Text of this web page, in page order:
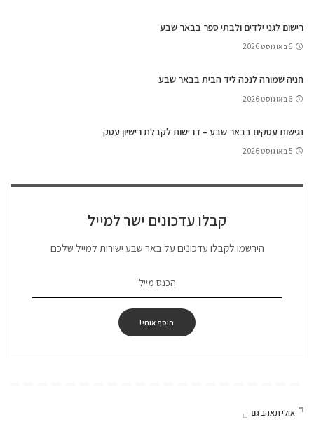
רישום לגני ילדים ולבתי ספר בבאר שבע
6 באוגוסט 2026
חניה שמורה לנכה ליד הבית בבאר שבע
6 באוגוסט 2026
נגישות עסקים בבאר שבע – דרישות לקבלת רישיון עסק
5 באוגוסט 2026
קבלו עדכונים ישר למייל
הירשמו לקבלו עדכונים על באר שבע ישירות למייל שלכם
הוסף אותי!
אולי תאהב גם